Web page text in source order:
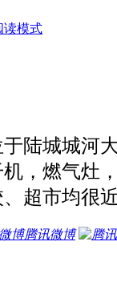
读模式
城城河
，燃气灶
市均很近
腾讯微博